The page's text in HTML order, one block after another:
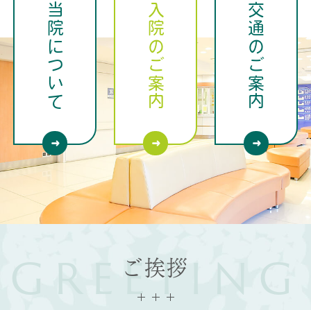
当院について 入院のご案内 交通のご案内
ご挨拶
GREETING